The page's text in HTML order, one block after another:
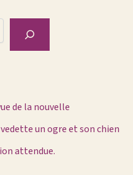
de la nouvelle
un ogre et son chien
attendue.